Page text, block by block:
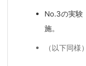
No.3の実験
施。
（以下同様）